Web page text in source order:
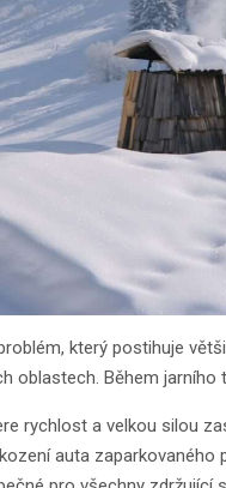
který postihuje
oblastech. Během
rychlost a velkou silou
auta